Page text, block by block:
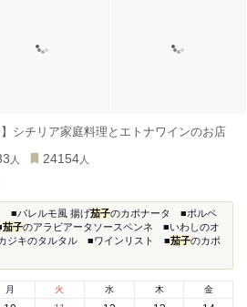
シチリア家庭料理とエトナワインのお店
人 24154 人
■パレルモ風 揚げ茄子のカポナータ ■ポルペ
茄子のアラビアータソースペンネ ■いわしのオ
ジキのタルタル ■ワインリスト ■茄子のカポ
月 火 水 木 金